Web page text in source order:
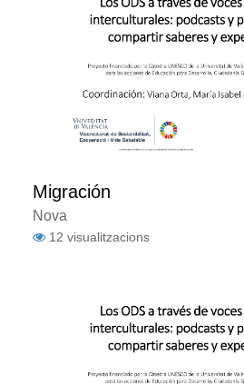
Migración
Nova
12 visualitzacions